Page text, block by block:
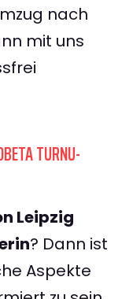
nach
mit uns
TURNU-
Leipzig
? Dann ist
Aspekte